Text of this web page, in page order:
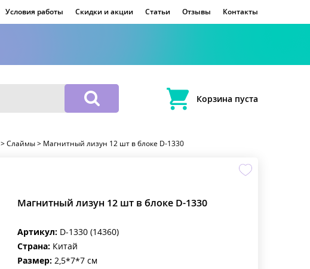
Условия работы Скидки и акции Статьи Отзывы Контакты
Корзина пуста
> Слаймы > Магнитный лизун 12 шт в блоке D-1330
Магнитный лизун 12 шт в блоке D-1330
Артикул: D-1330 (14360)
Страна: Китай
Размер: 2,5*7*7 см